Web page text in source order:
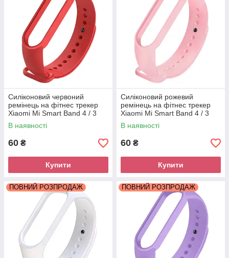
Силіконовий червоний
ремінець на фітнес трекер
Xiaomi Mi Smart Band 4 / 3
браслет аксесуар заміна
В наявності
60 ₴
Купити
Силіконовий рожевий
ремінець на фітнес трекер
Xiaomi Mi Smart Band 4 / 3
браслет аксесуар заміна
В наявності
60 ₴
Купити
ПОВНИЙ РОЗПРОДАЖ ПОВНИЙ РОЗПРОДАЖ